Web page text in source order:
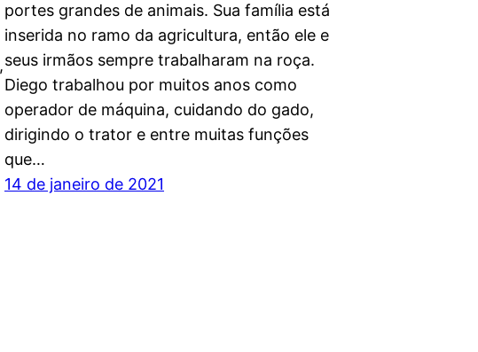
portes grandes de animais. Sua família está
inserida no ramo da agricultura, então ele e
seus irmãos sempre trabalharam na roça.
Diego trabalhou por muitos anos como
operador de máquina, cuidando do gado,
dirigindo o trator e entre muitas funções
que…
14 de janeiro de 2021